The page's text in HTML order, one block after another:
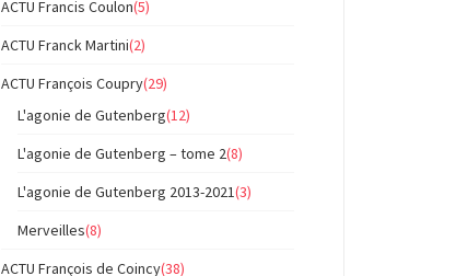
ACTU Francis Coulon(5)
ACTU Franck Martini(2)
ACTU François Coupry(29)
L'agonie de Gutenberg(12)
L'agonie de Gutenberg – tome 2(8)
L'agonie de Gutenberg 2013-2021(3)
Merveilles(8)
ACTU François de Coincy(38)